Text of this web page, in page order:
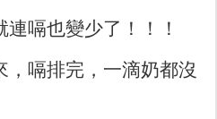
嗝也變少了！！！
嗝排完，一滴奶都沒